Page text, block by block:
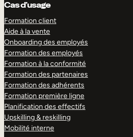
Cas d’usage
Formation client
Aide à la vente
Onboarding des employés
Formation des employés
Formation à la conformité
Formation des partenaires
Formation des adhérents
Formation première ligne
Planification des effectifs
Upskilling & reskilling
Mobilité interne